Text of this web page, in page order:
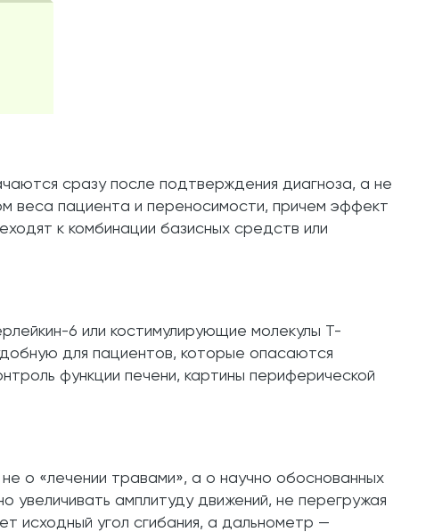
сразу после подтверждения диагноза, а не
веса пациента и переносимости, причем эффект
к комбинации базисных средств или
6 или костимулирующие молекулы Т-
для пациентов, которые опасаются
функции печени, картины периферической
о «лечении травами», а о научно обоснованных
увеличивать амплитуду движений, не перегружая
исходный угол сгибания, а дальнометр —